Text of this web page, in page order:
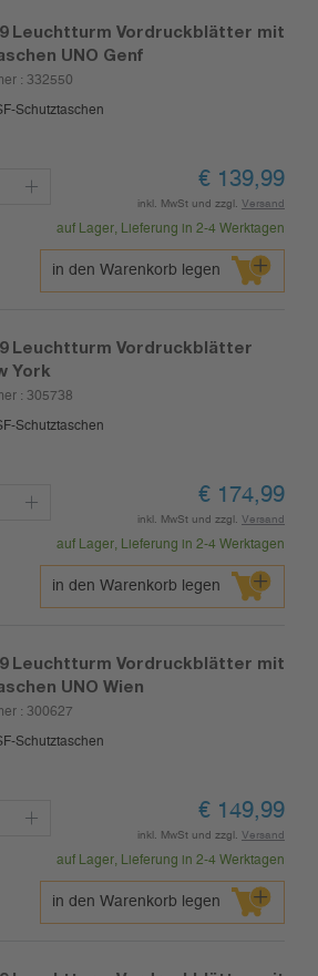
Leuchtturm Vordruckblätter mit
UNO Genf
: 332550
Schutztaschen
€ 139,99
inkl. MwSt und zzgl. Versand
auf Lager, Lieferung in 2-4 Werktagen
in den Warenkorb legen
Leuchtturm Vordruckblätter
York
: 305738
Schutztaschen
€ 174,99
inkl. MwSt und zzgl. Versand
auf Lager, Lieferung in 2-4 Werktagen
in den Warenkorb legen
Leuchtturm Vordruckblätter mit
UNO Wien
: 300627
Schutztaschen
€ 149,99
inkl. MwSt und zzgl. Versand
auf Lager, Lieferung in 2-4 Werktagen
in den Warenkorb legen